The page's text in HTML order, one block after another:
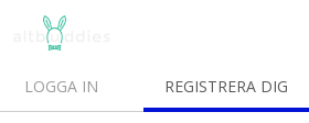
LOGGA IN REGISTRERA DIG